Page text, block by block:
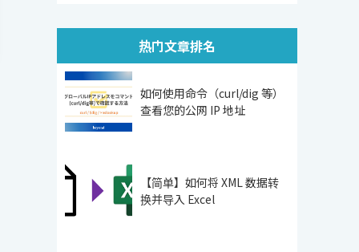
热门文章排名
如何使用命令（curl/dig 等）
查看您的公网 IP 地址
【简单】如何将 XML 数据转
换并导入 Excel